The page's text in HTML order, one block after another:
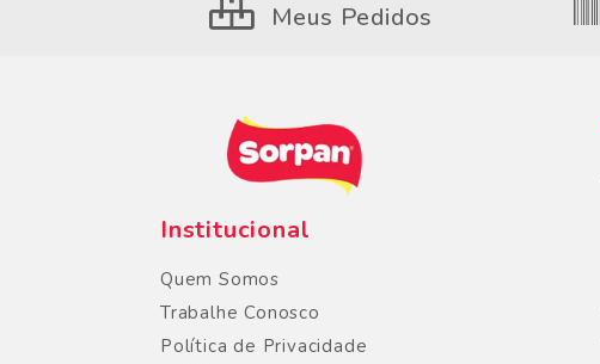
Meus Pedidos
Institucional
Quem Somos
Trabalhe Conosco
Política de Privacidade